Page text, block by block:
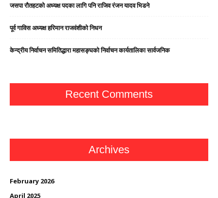
जसपा राैतहटको अध्यक्ष पदका लागि पनि राजिव रंजन यादव भिडने
पूर्व गाविस अध्यक्ष हरिमान राजवंशीको निधन
केन्द्रीय निर्वाचन समितिद्धारा महासङ्घको निर्वाचन कार्यतालिका सार्वजनिक
Recent Comments
Archives
February 2026
April 2025